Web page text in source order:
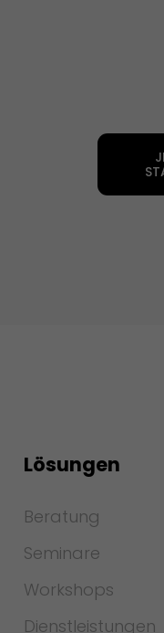
Lösungen
Beratung
Seminare
Workshops
Dienstleistungen